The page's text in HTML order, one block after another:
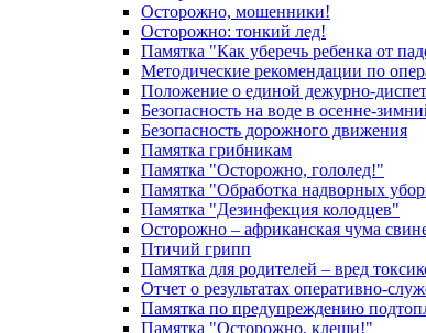
Осторожно, мошенники!
Осторожно: тонкий лед!
Памятка "Как уберечь ребенка от
Методические рекомендации по
Положение о единой дежурно-
Безопасность на воде в осенне-
Безопасность дорожного движения
Памятка грибникам
Памятка "Осторожно, гололед!"
Памятка "Обработка надворных
Памятка "Дезинфекция колодцев"
Осторожно – африканская чума
Птичий грипп
Памятка для родителей – вред
Отчет о результатах оперативно-
Памятка по предупреждению
Памятка "Осторожно, клещи!"